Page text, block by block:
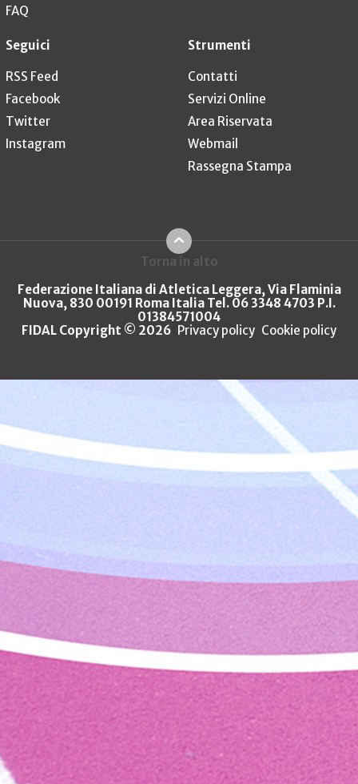
FAQ
Seguici
RSS Feed
Facebook
Twitter
Instagram
Strumenti
Contatti
Servizi Online
Area Riservata
Webmail
Rassegna Stampa
Torna in alto
Federazione Italiana di Atletica Leggera, Via Flaminia
Nuova, 830 00191 Roma Italia Tel. 06 3348 4703 P.I.
01384571004
FIDAL Copyright © 2026 Privacy policy Cookie policy